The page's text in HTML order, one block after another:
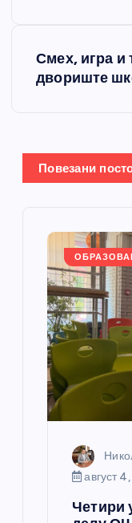
Смех, игра и
двориште
Повезани
август
Четири